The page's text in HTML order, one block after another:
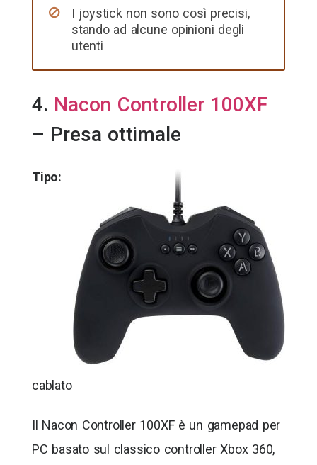
I joystick non sono così precisi,
stando ad alcune opinioni degli
utenti
4. Nacon Controller 100XF
– Presa ottimale
Tipo:
cablato
Il Nacon Controller 100XF è un gamepad per
PC basato sul classico controller Xbox 360,